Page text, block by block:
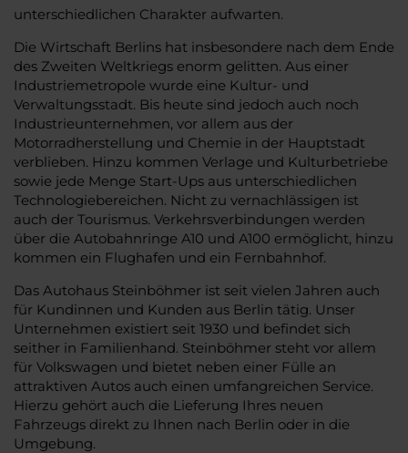
unterschiedlichen Charakter aufwarten.
Die Wirtschaft Berlins hat insbesondere nach dem Ende
des Zweiten Weltkriegs enorm gelitten. Aus einer
Industriemetropole wurde eine Kultur- und
Verwaltungsstadt. Bis heute sind jedoch auch noch
Industrieunternehmen, vor allem aus der
Motorradherstellung und Chemie in der Hauptstadt
verblieben. Hinzu kommen Verlage und Kulturbetriebe
sowie jede Menge Start-Ups aus unterschiedlichen
Technologiebereichen. Nicht zu vernachlässigen ist
auch der Tourismus. Verkehrsverbindungen werden
über die Autobahnringe A10 und A100 ermöglicht, hinzu
kommen ein Flughafen und ein Fernbahnhof.
Das Autohaus Steinböhmer ist seit vielen Jahren auch
für Kundinnen und Kunden aus Berlin tätig. Unser
Unternehmen existiert seit 1930 und befindet sich
seither in Familienhand. Steinböhmer steht vor allem
für Volkswagen und bietet neben einer Fülle an
attraktiven Autos auch einen umfangreichen Service.
Hierzu gehört auch die Lieferung Ihres neuen
Fahrzeugs direkt zu Ihnen nach Berlin oder in die
Umgebung.